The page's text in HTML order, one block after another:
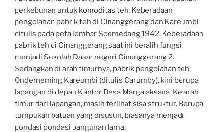
perkebunan untuk komoditas teh. Keberadaan
pengolahan pabrik teh di Cinanggerang dan Kareumbi
ditulis pada peta lembar Soemedang 1942. Keberadaan
pabrik teh di Cinanggerang saat ini beralih fungsi
menjadi Sekolah Dasar negeri Cinanggerang 2.
Sedangkan di arah timurnya, pabrik pengolahan teh
Onderneming Kareumbi (ditulis Carumby), kini berupa
lapangan di depan Kantor Desa Margalaksana. Ke arah
timur dari lapangan, masih terlihat sisa struktur. Berupa
tumpukan batuan yang disusun, biasanya menjadi
pondasi pondasi bangunan lama.